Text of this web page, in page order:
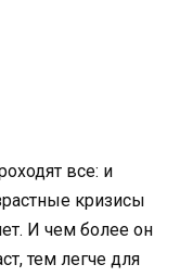
все: и
кризисы
И чем более он
тем легче для